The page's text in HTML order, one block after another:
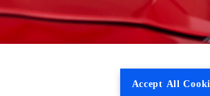
Accept All